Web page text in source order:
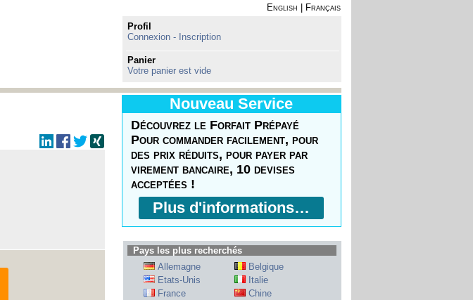
English
Français
Profil
Connexion - Inscription
Panier
Votre panier est vide
Nouveau Service
Découvrez le Forfait Prépayé
Pour commander facilement, pour
des prix réduits, pour payer par
virement bancaire, 10 devises
acceptées !
Plus d'informations…
Pays les plus recherchés
Allemagne
Belgique
Etats-Unis
Italie
France
Chine